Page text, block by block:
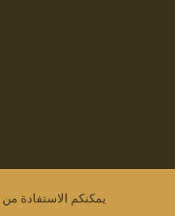
يمكنكم الاستفادة